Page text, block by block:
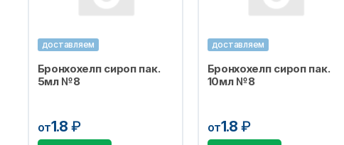
доставляем
Бронхохелп сироп пак.
5мл №8
от1.8 ₽
доставляем
Бронхохелп сироп пак.
10мл №8
от1.8 ₽